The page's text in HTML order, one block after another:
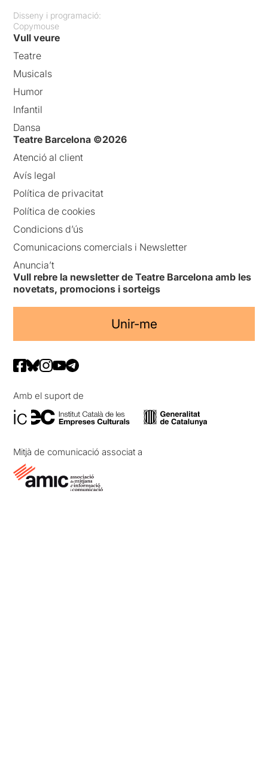
Disseny i programació:
Copymouse
Vull veure
Teatre
Musicals
Humor
Infantil
Dansa
Teatre Barcelona ©2026
Atenció al client
Avís legal
Política de privacitat
Política de cookies
Condicions d’ús
Comunicacions comercials i Newsletter
Anuncia’t
Vull rebre la newsletter de Teatre Barcelona amb les
novetats, promocions i sorteigs
Unir-me
Amb el suport de
Mitjà de comunicació associat a